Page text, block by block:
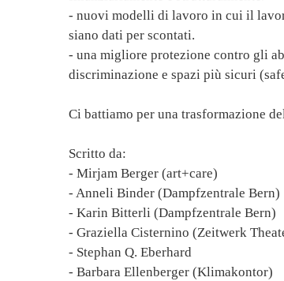
- nuovi modelli di lavoro in cui il
siano dati per scontati.
- una migliore protezione contro gli
discriminazione e spazi più sicuri
Ci battiamo per una trasformazione
Scritto da:
- Mirjam Berger (art+care)
- Anneli Binder (Dampfzentrale Bern)
- Karin Bitterli (Dampfzentrale Bern)
- Graziella Cisternino (Zeitwerk
- Stephan Q. Eberhard
- Barbara Ellenberger (Klimakontor)